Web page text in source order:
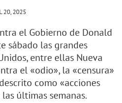
20, 2025
el Gobierno de Donald
sábado las grandes
entre ellas Nueva
el «odio», la «censura»
como «acciones
últimas semanas.